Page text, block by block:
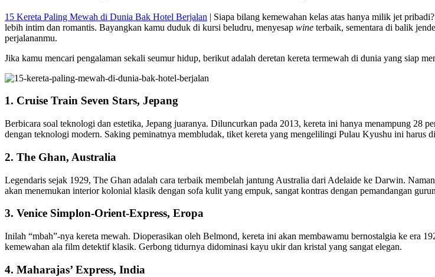
15 Kereta Paling Mewah di Dunia Bak Hotel Berjalan | Siapa bilang kemewahan kelas atas hanya milik jet
lebih intim dan romantis. Bayangkan kamu duduk di kursi beludru, menyesap wine terbaik, sementara di balik
perjalananmu.
Jika kamu mencari pengalaman sekali seumur hidup, berikut adalah deretan kereta termewah di dunia yang siap
1. Cruise Train Seven Stars, Jepang
Berbicara soal teknologi dan estetika, Jepang juaranya. Diluncurkan pada 2013, kereta ini hanya menampung 28
dengan teknologi modern. Saking peminatnya membludak, tiket kereta yang mengelilingi Pulau Kyushu ini harus
2. The Ghan, Australia
Legendaris sejak 1929, The Ghan adalah cara terbaik membelah jantung Australia dari Adelaide ke Darwin.
akan menemukan interior kolonial klasik dengan sofa kulit yang empuk, sangat kontras dengan pemandangan
3. Venice Simplon-Orient-Express, Eropa
Inilah “mbah”-nya kereta mewah. Dioperasikan oleh Belmond, kereta ini akan membawamu bernostalgia ke era
kemewahan ala film detektif klasik. Gerbong tidurnya didominasi kayu ukir dan kristal yang sangat elegan.
4. Maharajas’ Express, India